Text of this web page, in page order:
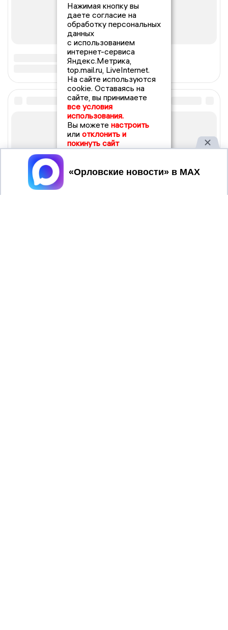
Нажимая кнопку вы
даете согласие на
обработку персональных
данных
с использованием
интернет-сервиса
Яндекс.Метрика,
top.mail.ru, LiveInternet.
На сайте используются
cookie. Оставаясь на
сайте, вы принимаете
все условия
использования.
Вы можете настроить
или отклонить и
покинуть сайт
Принять